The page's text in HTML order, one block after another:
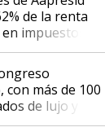
de la renta
impuestos:
en
discutiendo
de hace 50
con más de 100
de lujo y